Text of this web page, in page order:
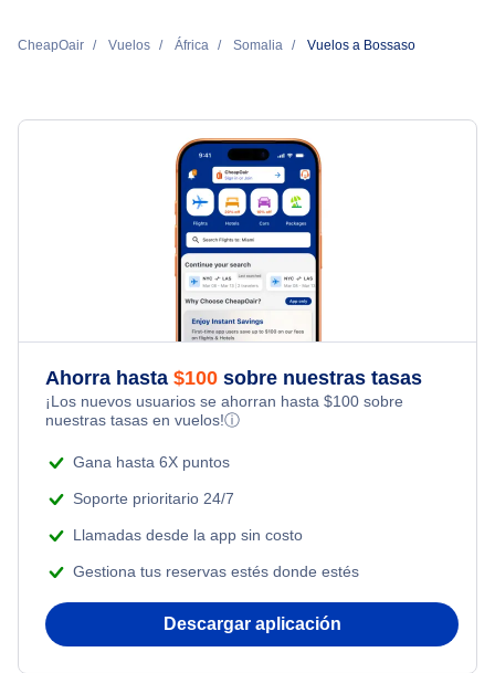
CheapOair Vuelos África Somalia Vuelos a Bossaso
Ahorra hasta $100 sobre nuestras tasas
¡Los nuevos usuarios se ahorran hasta $100 sobre
nuestras tasas en vuelos!ⓘ
Gana hasta 6X puntos
Soporte prioritario 24/7
Llamadas desde la app sin costo
Gestiona tus reservas estés donde estés
Descargar aplicación